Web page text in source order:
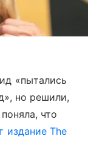
«пытались
но решили,
что
издание The